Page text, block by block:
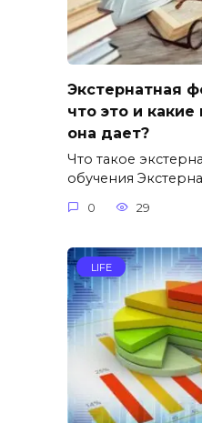
Экстернатная
что это и
она дает?
Что такое
обучения
0 29
LIFE